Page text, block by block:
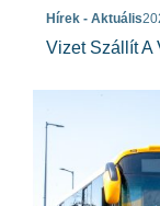
Hírek - Aktuális
Vizet Szállít A